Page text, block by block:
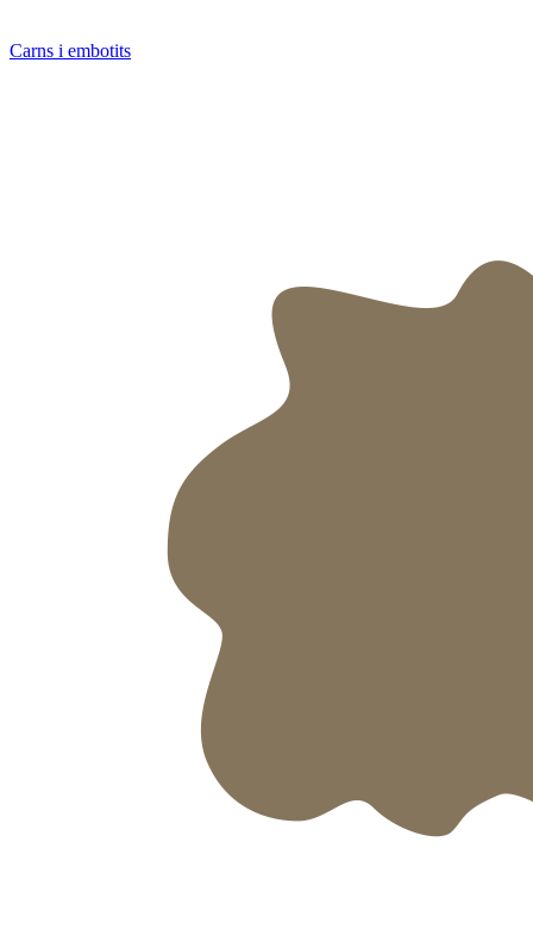
Carns i embotits